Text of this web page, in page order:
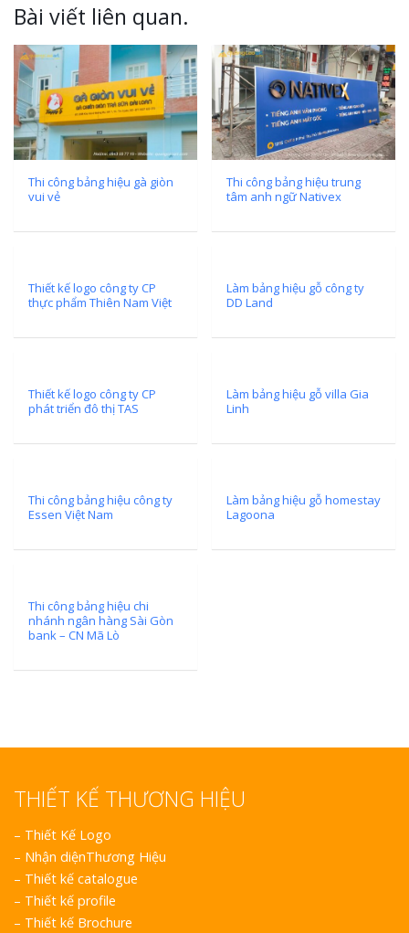
Bài viết liên quan.
Thi công bảng hiệu gà giòn
vui vẻ
Thi công bảng hiệu trung
tâm anh ngữ Nativex
Thiết kế logo công ty CP
thực phẩm Thiên Nam Việt
Làm bảng hiệu gỗ công ty
DD Land
Thiết kế logo công ty CP
phát triển đô thị TAS
Làm bảng hiệu gỗ villa Gia
Linh
Thi công bảng hiệu công ty
Essen Việt Nam
Làm bảng hiệu gỗ homestay
Lagoona
Thi công bảng hiệu chi
nhánh ngân hàng Sài Gòn
bank – CN Mã Lò
THIẾT KẾ THƯƠNG HIỆU
– Thiết Kế Logo
– Nhận diệnThương Hiệu
– Thiết kế catalogue
– Thiết kế profile
– Thiết kế Brochure